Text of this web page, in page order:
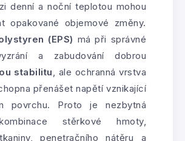
denní a noční teplotou mohou
opakované objemové změny.
(EPS) má při správné
a zabudování dobrou
stabilitu, ale ochranná vrstva
přenášet napětí vznikající
povrchu. Proto je nezbytná
stěrkové hmoty,
penetračního nátěru a